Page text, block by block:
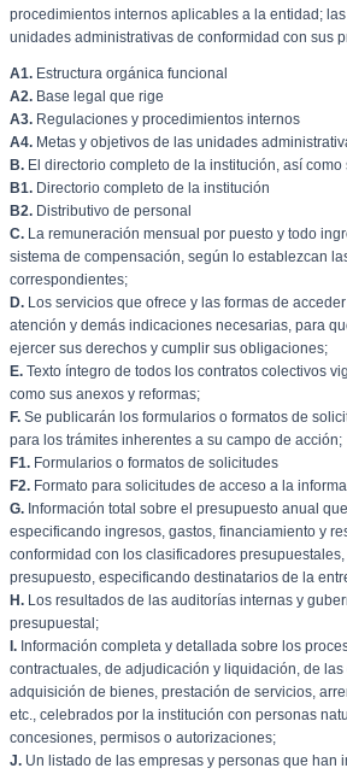
procedimientos internos aplicables a la entidad;
unidades administrativas de conformidad con sus
A1. Estructura orgánica funcional
A2. Base legal que rige
A3. Regulaciones y procedimientos internos
A4. Metas y objetivos de las unidades
B. El directorio completo de la institución, así
B1. Directorio completo de la institución
B2. Distributivo de personal
C. La remuneración mensual por puesto y todo
sistema de compensación, según lo establezcan
correspondientes;
D. Los servicios que ofrece y las formas de
atención y demás indicaciones necesarias, para
ejercer sus derechos y cumplir sus obligaciones;
E. Texto íntegro de todos los contratos colectivos
como sus anexos y reformas;
F. Se publicarán los formularios o formatos de
para los trámites inherentes a su campo de acción;
F1. Formularios o formatos de solicitudes
F2. Formato para solicitudes de acceso a la
G. Información total sobre el presupuesto anual
especificando ingresos, gastos, financiamiento y
conformidad con los clasificadores
presupuesto, especificando destinatarios de la
H. Los resultados de las auditorías internas y
presupuestal;
I. Información completa y detallada sobre los
contractuales, de adjudicación y liquidación, de
adquisición de bienes, prestación de servicios,
etc., celebrados por la institución con personas
concesiones, permisos o autorizaciones;
J. Un listado de las empresas y personas que han